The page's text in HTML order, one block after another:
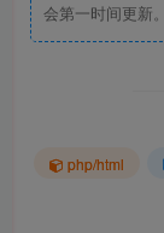
会第一时间更新。
php/html